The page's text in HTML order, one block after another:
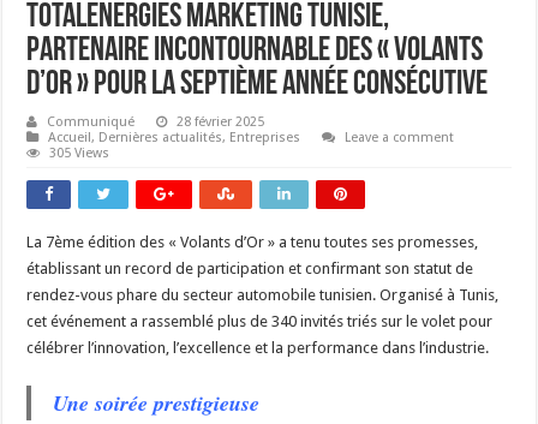
TotalEnergies Marketing Tunisie,
partenaire incontournable des « Volants
d’Or » pour la septième année consécutive
Communiqué
28 février 2025
Accueil, Dernières actualités, Entreprises
Leave a comment
305 Views
La 7ème édition des « Volants d’Or » a tenu toutes ses promesses,
établissant un record de participation et confirmant son statut de
rendez-vous phare du secteur automobile tunisien. Organisé à Tunis,
cet événement a rassemblé plus de 340 invités triés sur le volet pour
célébrer l’innovation, l’excellence et la performance dans l’industrie.
Une soirée prestigieuse